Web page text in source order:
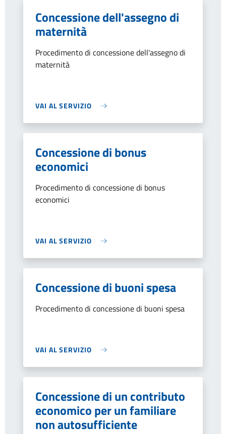
Concessione dell'assegno di
maternità
Procedimento di concessione dell'assegno di
maternità
VAI AL SERVIZIO
Concessione di bonus
economici
Procedimento di concessione di bonus
economici
VAI AL SERVIZIO
Concessione di buoni spesa
Procedimento di concessione di buoni spesa
VAI AL SERVIZIO
Concessione di un contributo
economico per un familiare
non autosufficiente